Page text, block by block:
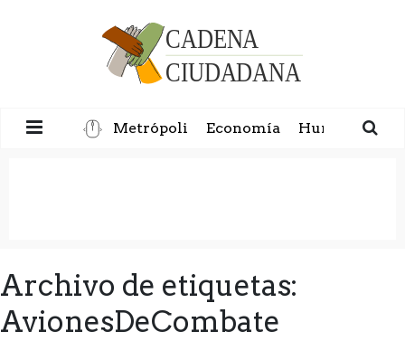
Metrópoli Economía Humanidad
Archivo de etiquetas:
AvionesDeCombate